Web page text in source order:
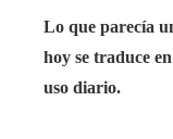
Lo que parecía
hoy se traduce
uso diario.